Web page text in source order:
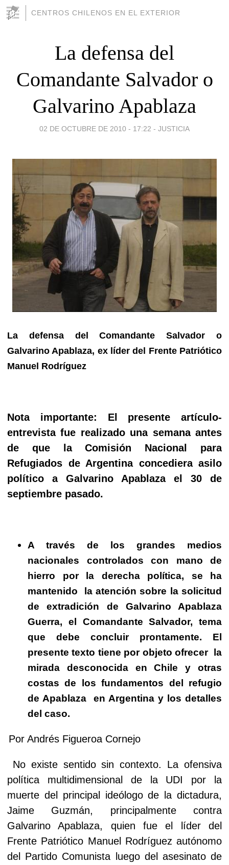
CENTROS CHILENOS EN EL EXTERIOR
La defensa del
Comandante Salvador o
Galvarino Apablaza
02 DE OCTUBRE DE 2010 - 17:22 - JUSTICIA
La defensa del Comandante Salvador o
Galvarino Apablaza, ex líder del Frente Patriótico
Manuel Rodríguez
Nota importante: El presente artículo-
entrevista fue realizado una semana antes
de que la Comisión Nacional para
Refugiados de Argentina concediera asilo
político a Galvarino Apablaza el 30 de
septiembre pasado.
A través de los grandes medios
nacionales controlados con mano de
hierro por la derecha política, se ha
mantenido
la atención sobre la solicitud
de extradición de Galvarino Apablaza
Guerra, el Comandante Salvador, tema
que debe concluir prontamente. El
presente texto tiene por objeto ofrecer la
mirada desconocida en Chile y otras
costas de los fundamentos del refugio
de Apablaza
en Argentina y los detalles
del caso.
Por Andrés Figueroa Cornejo
No existe sentido sin contexto. La ofensiva
política multidimensional de la UDI por la
muerte del principal ideólogo de la dictadura,
Jaime Guzmán, principalmente contra
Galvarino Apablaza, quien fue el líder del
Frente Patriótico Manuel Rodríguez autónomo
del Partido Comunista luego del asesinato de